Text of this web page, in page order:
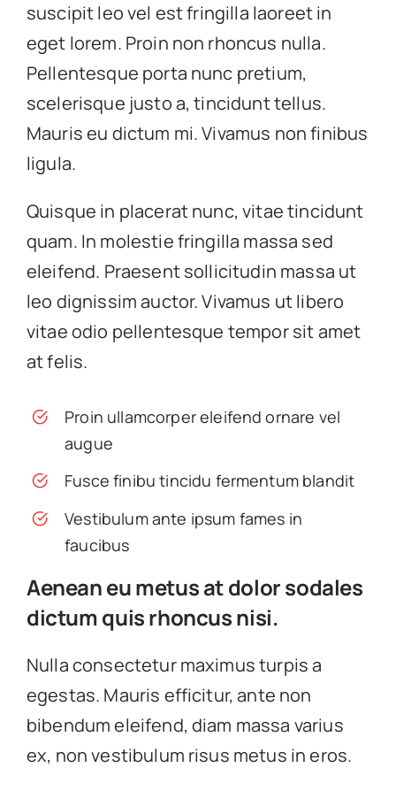
suscipit leo vel est fringilla laoreet in
eget lorem. Proin non rhoncus nulla.
Pellentesque porta nunc pretium,
scelerisque justo a, tincidunt tellus.
Mauris eu dictum mi. Vivamus non finibus
ligula.
Quisque in placerat nunc, vitae tincidunt
quam. In molestie fringilla massa sed
eleifend. Praesent sollicitudin massa ut
leo dignissim auctor. Vivamus ut libero
vitae odio pellentesque tempor sit amet
at felis.
Proin ullamcorper eleifend ornare vel
augue
Fusce finibu tincidu fermentum blandit
Vestibulum ante ipsum fames in
faucibus
Aenean eu metus at dolor sodales
dictum quis rhoncus nisi.
Nulla consectetur maximus turpis a
egestas. Mauris efficitur, ante non
bibendum eleifend, diam massa varius
ex, non vestibulum risus metus in eros.